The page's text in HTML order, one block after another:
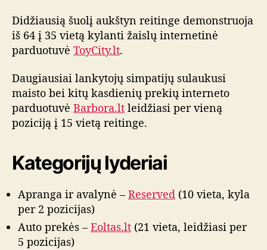
r
e
i
n
g
o
l
Didžiausią šuolį aukštyn reitinge demonstruoja
iš 64 į 35 vietą kylanti žaislų internetinė
parduotuvė ToyCity.lt.
Daugiausiai lankytojų simpatijų sulaukusi
maisto bei kitų kasdienių prekių interneto
parduotuvė Barbora.lt leidžiasi per vieną
poziciją į 15 vietą reitinge.
Kategorijų lyderiai
Apranga ir avalynė – Reserved (10 vieta, kyla
per 2 pozicijas)
Auto prekės – Eoltas.lt (21 vieta, leidžiasi per
5 pozicijas)